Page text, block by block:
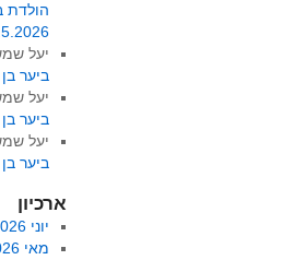
הולדת
יעל
ביער בן שמן
יעל
ביער בן שמן
יעל
ביער בן שמן
ארכיון
יוני 2026
מאי 2026